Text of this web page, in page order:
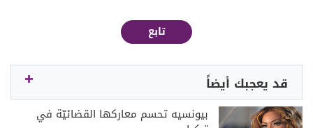
تابع
قد يعجبك أيضاً
بيونسيه تحسم معاركها القضائيّة في